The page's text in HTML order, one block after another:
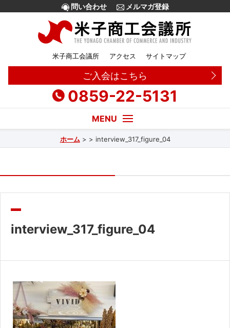
問い合わせ メルマガ登録
米子商工会議所 アクセス サイトマップ
ご入会はこちら
0859-22-5131
経営・創業相談
販路拡大
共済・福利厚生
証明書・申請
職員採用
ホーム > > interview_317_figure_04
interview_317_figure_04